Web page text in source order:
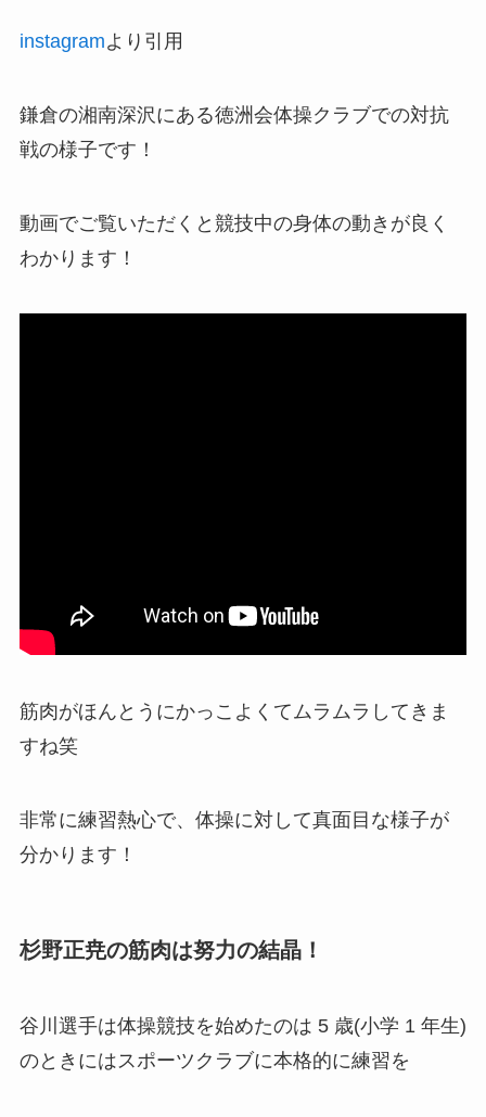
instagramより引用
鎌倉の湘南深沢にある徳洲会体操クラブでの対抗
戦の様子です！
動画でご覧いただくと競技中の身体の動きが良く
わかります！
筋肉がほんとうにかっこよくてムラムラしてきま
すね笑
非常に練習熱心で、体操に対して真面目な様子が
分かります！
杉野正尭の筋肉は努力の結晶！
谷川選手は体操競技を始めたのは 5 歳(小学 1 年生)
のときにはスポーツクラブに本格的に練習を